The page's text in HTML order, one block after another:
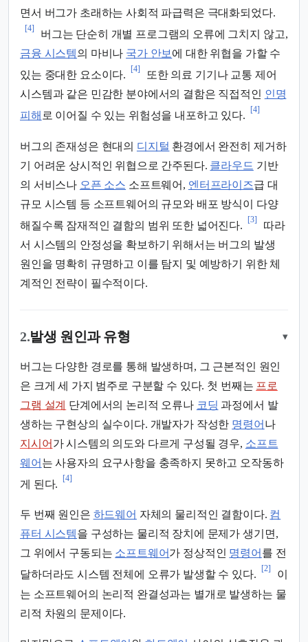
면서 버그가 초래하는 사회적 파급력은 극대화되었다.
[4]
버그는 단순히 개별 프로그램의 오류에 그치지 않고,
금융 시스템의 마비나 국가 안보 에 대한 위협을 가할 수
있는 중대한 요소이다.
[4]
또한 의료 기기나 교통 제어
시스템과 같은 민감한 분야에서의 결함은 직접적인 인명
피해 로 이어질 수 있는 위험성을 내포하고 있다.
[4]
버그의 존재성은 현대의 디지털 환경에서 완전히 제거하
기 어려운 상시적인 위협으로 간주된다. 클라우드 기반
의 서비스나 오픈 소스 소프트웨어, 엔터프라이즈급 대
규모 시스템 등 소프트웨어의 규모와 배포 방식이 다양
해질수록 잠재적인 결함의 범위 또한 넓어진다.
[3]
따라
서 시스템의 안정성을 확보하기 위해서는 버그의 발생
원인을 명확히 규명하고 이를 탐지 및 예방하기 위한 체
계적인 전략이 필수적이다.
2.발생 원인과 유형 ▾
버그는 다양한 경로를 통해 발생하며, 그 근본적인 원인
은 크게 세 가지 범주로 구분할 수 있다. 첫 번째는 프로
그램 설계 단계에서의 논리적 오류나 코딩 과정에서 발
생하는 구현상의 실수이다. 개발자가 작성한 명령어 나
지시어 가 시스템의 의도와 다르게 구성될 경우, 소프트
웨어 는 사용자의 요구사항을 충족하지 못하고 오작동하
게 된다.
[4]
두 번째 원인은 하드웨어 자체의 물리적인 결함이다. 컴
퓨터 시스템을 구성하는 물리적 장치에 문제가 생기면,
그 위에서 구동되는 소프트웨어가 정상적인 명령어 를 전
달하더라도 시스템 전체에 오류가 발생할 수 있다.
[2]
이
는 소프트웨어의 논리적 완결성과는 별개로 발생하는 물
리적 차원의 문제이다.